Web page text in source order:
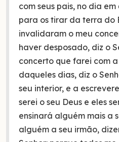
com seus pais, no dia
para os tirar da terra do
invalidaram o meu
haver desposado, diz o
concerto que farei com
daqueles dias, diz o
seu interior, e a
serei o seu Deus e eles
ensinará alguém mais a
alguém a seu irmão,